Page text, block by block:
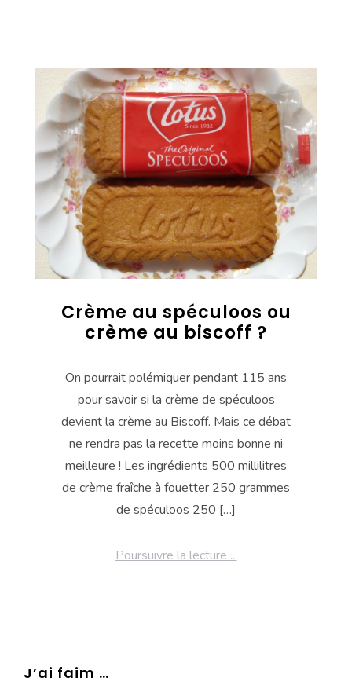
Crème au spéculoos ou
crème au biscoff ?
On pourrait polémiquer pendant 115 ans
pour savoir si la crème de spéculoos
devient la crème au Biscoff. Mais ce débat
ne rendra pas la recette moins bonne ni
meilleure ! Les ingrédients 500 millilitres
de crème fraîche à fouetter 250 grammes
de spéculoos 250 […]
Poursuivre la lecture ...
J’ai faim …